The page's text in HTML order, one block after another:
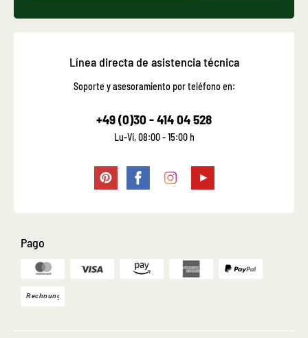
Línea directa de asistencia técnica
Soporte y asesoramiento por teléfono en:
+49 (0)30 - 414 04 528
Lu-Vi, 08:00 - 15:00 h
Pago